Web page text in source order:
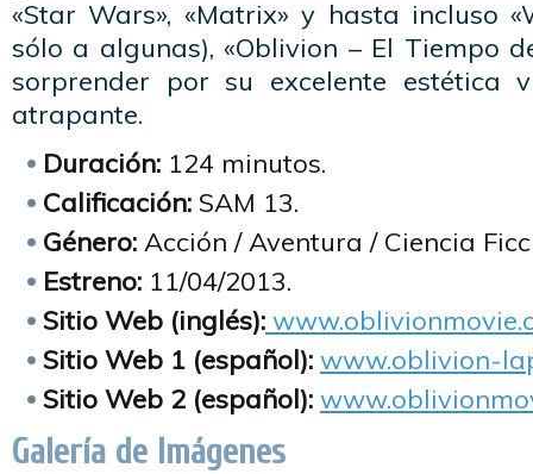
«Star Wars», «Matrix» y hasta incluso
sólo a algunas), «Oblivion – El Tiempo
sorprender por su excelente estética
atrapante.
Duración: 124 minutos.
Calificación: SAM 13.
Género: Acción / Aventura / Ciencia
Estreno: 11/04/2013.
Sitio Web (inglés):
Sitio Web 1 (español): www.oblivion-
Sitio Web 2 (español):
Galería de Imágenes